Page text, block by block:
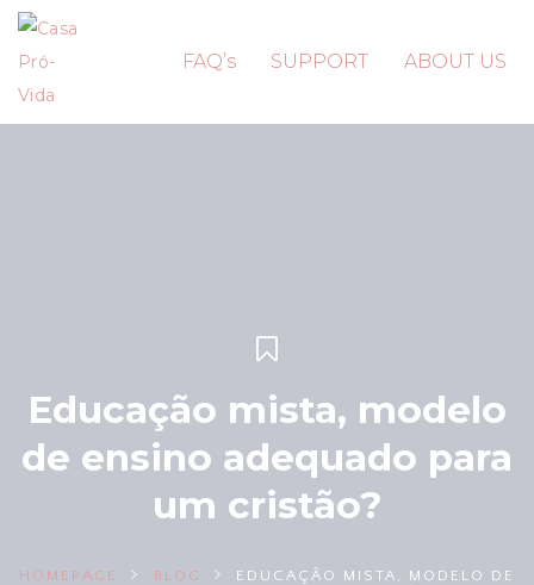
FAQ’s SUPPORT ABOUT US
Educação mista, modelo
de ensino adequado para
um cristão?
HOMEPAGE BLOG
EDUCAÇÃO MISTA, MODELO DE